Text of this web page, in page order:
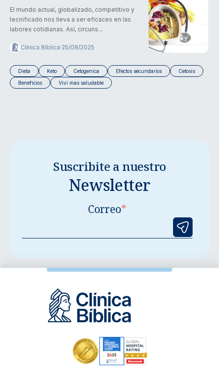
El mundo actual, globalizado, competitivo y
tecnificado nos lleva a ser eficaces en las
labores cotidianas. Así, circuns...
Clínica Bíblica·25/08/2025
Dieta Keto Cetogenica Efectos secundarios
Cetosis
Beneficios
Vivi mas saludable
Suscribite a nuestro
Newsletter
Correo*